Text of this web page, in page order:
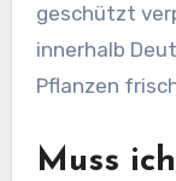
geschützt
innerhalb
Pflanzen
Muss